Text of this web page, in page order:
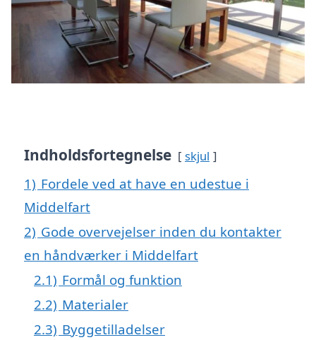
Indholdsfortegnelse skjul
1) Fordele ved at have en udestue i
Middelfart
2) Gode overvejelser inden du kontakter
en håndværker i Middelfart
2.1) Formål og funktion
2.2) Materialer
2.3) Byggetilladelser